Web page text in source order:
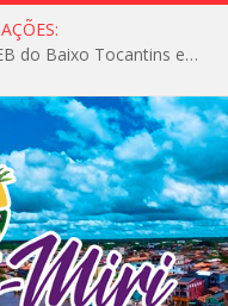
Igarapé-Miri conquista o melhor IDEB do Baixo Tocantins e avança na qualidade da educação pública